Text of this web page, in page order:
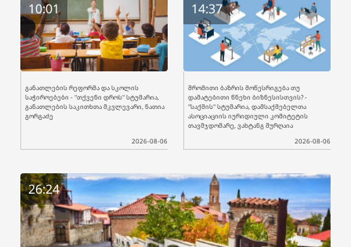
10:01
განათლების რეფორმა და სკოლის
საჭიროებები - "თქვენი დროს" სტუმარია,
განათლების საკითხთა მკვლევარი, ნათია
გორგაძე
2026-08-06
14:37
შრომითი ბაზრის მოწესრიგება თუ
დამატებითი წნეხი ბიზნესისთვის? -
"საქმის" სტუმარია, დამსაქმებელთა
ასოციაციის იურიდიული კომიტეტის
თავმჯდომარე, ვახტანგ შურღაია
2026-08-06
26:24